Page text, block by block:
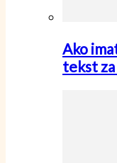
Ako
tekst za